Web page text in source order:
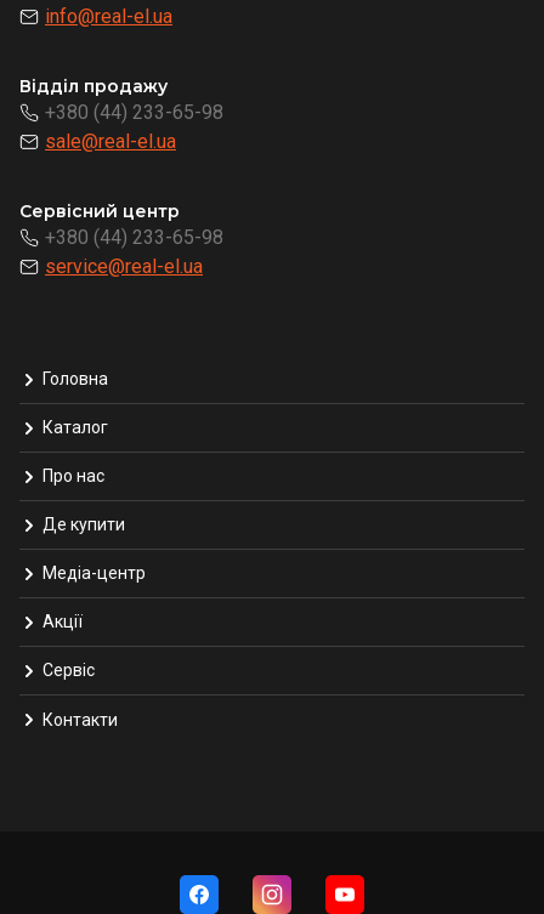
info@real-el.ua
Відділ продажу
+380 (44) 233-65-98
sale@real-el.ua
Сервісний центр
+380 (44) 233-65-98
service@real-el.ua
Головна
Каталог
Про нас
Де купити
Медіа-центр
Акції
Сервіс
Контакти